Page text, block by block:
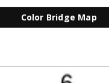
Color Bridge Map